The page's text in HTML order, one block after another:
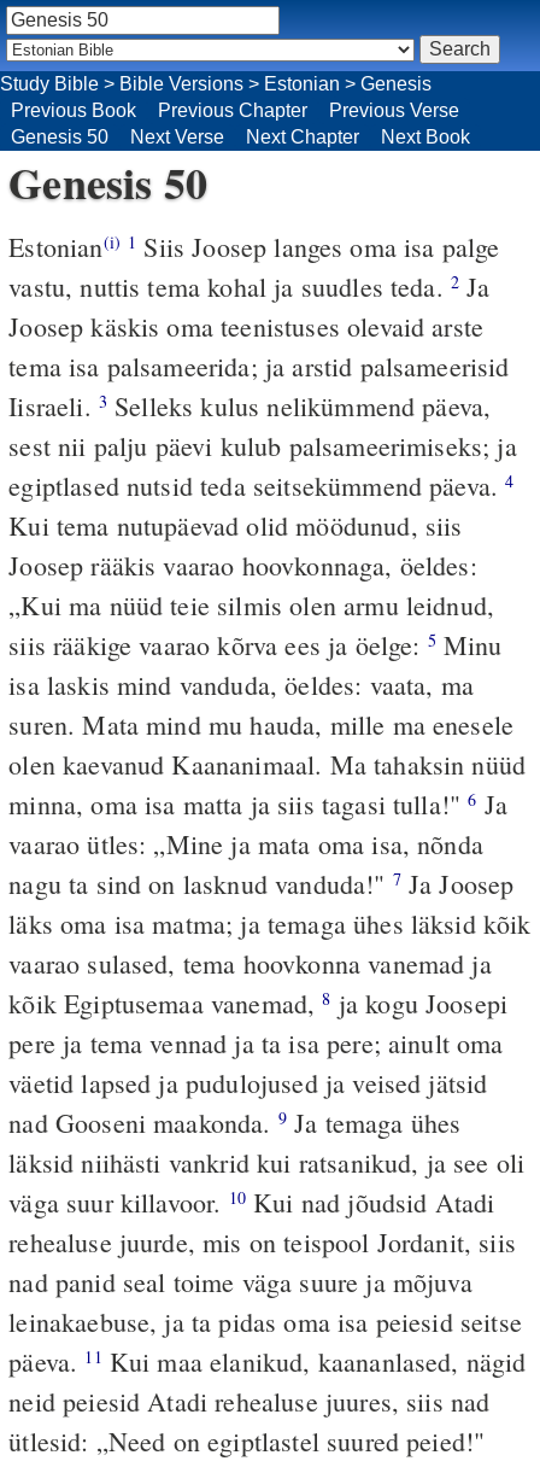
Genesis 50
Estonian(i) 1 Siis Joosep langes oma isa palge
vastu, nuttis tema kohal ja suudles teda. 2 Ja
Joosep käskis oma teenistuses olevaid arste
tema isa palsameerida; ja arstid palsameerisid
Iisraeli. 3 Selleks kulus nelikümmend päeva,
sest nii palju päevi kulub palsameerimiseks; ja
egiptlased nutsid teda seitsekümmend päeva.4
Kui tema nutupäevad olid möödunud, siis
Joosep rääkis vaarao hoovkonnaga, öeldes:
„Kui ma nüüd teie silmis olen armu leidnud,
siis rääkige vaarao kõrva ees ja öelge: 5 Minu
isa laskis mind vanduda, öeldes: vaata, ma
suren. Mata mind mu hauda, mille ma enesele
olen kaevanud Kaananimaal. Ma tahaksin nüüd
minna, oma isa matta ja siis tagasi tulla!"6 Ja
vaarao ütles: „Mine ja mata oma isa, nõnda
nagu ta sind on lasknud vanduda!" 7Ja Joosep
läks oma isa matma; ja temaga ühes läksid kõik
vaarao sulased, tema hoovkonna vanemad ja
kõik Egiptusemaa vanemad,8 ja kogu Joosepi
pere ja tema vennad ja ta isa pere; ainult oma
väetid lapsed ja pudulojused ja veised jätsid
nad Gooseni maakonda. 9Ja temaga ühes
läksid niihästi vankrid kui ratsanikud, ja see oli
väga suur killavoor. 10Kui nad jõudsid Atadi
rehealuse juurde, mis on teispool Jordanit, siis
nad panid seal toime väga suure ja mõjuva
leinakaebuse, ja ta pidas oma isa peiesid seitse
päeva. 11 Kui maa elanikud, kaananlased, nägid
neid peiesid Atadi rehealuse juures, siis nad
ütlesid: „Need on egiptlastel suured peied!"
Study Bible > Bible Versions > Estonian > Genesis
Previous Book
Previous Chapter
Previous Verse
Genesis 50
Next Verse Next Chapter Next Book